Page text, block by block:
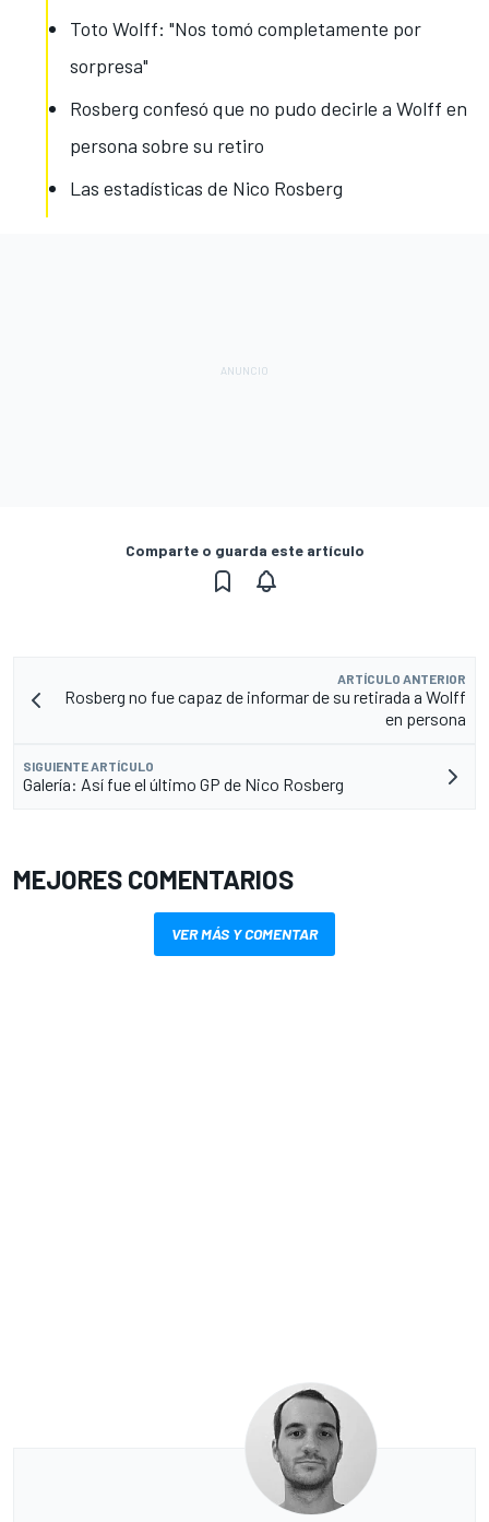
Toto Wolff: "Nos tomó completamente por
sorpresa"
Rosberg confesó que no pudo decirle a Wolff en
persona sobre su retiro
Las estadísticas de Nico Rosberg
Comparte o guarda este artículo
ARTÍCULO ANTERIOR
Rosberg no fue capaz de informar de su retirada a Wolff
en persona
SIGUIENTE ARTÍCULO
Galería: Así fue el último GP de Nico Rosberg
MEJORES COMENTARIOS
VER MÁS Y COMENTAR